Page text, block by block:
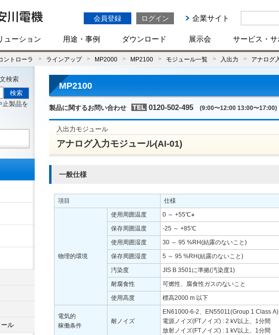
会員登録 ログイン 企業サイト
ューション 用途・事例 ダウンロード 展示会 サービス・サ
ントローラ ラインアップ MP2000 MP2100 モジュール一覧 入出力 アナログ
MP2100
製品に関するお問い合わせ 0120-502-495 (9:00〜12:00 13:00〜17:00)
入出力モジュール
アナログ入力モジュール(AI-01)
一般仕様
項目 仕様
物理的環境
使用周囲温度 0 ～ +55℃∗
保存周囲温度
-25 ～ +85℃
使用周囲湿度
30 ～ 95 %RH(結露のないこと)
保存周囲湿度
5 ～ 95 %RH(結露のないこと)
汚染度
JIS B 3501に準拠(汚染度1)
耐腐食性
可燃性、腐食性ガスのないこと
使用高度
標高2000 m 以下
電気的
稼働条件
耐ノイズ
EN61000-6-2、EN55011(Group 1 Class
電源ノイズ(FTノイズ) : 2 kV以上、1分間
放射ノイズ(FTノイズ) : 1 kV以上、1分間
検索
止製品を
ル